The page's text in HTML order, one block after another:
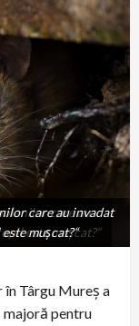
care au
este mușcat?“
care au invadat
mușcat?“
Târgu Mureș a
majoră pentru